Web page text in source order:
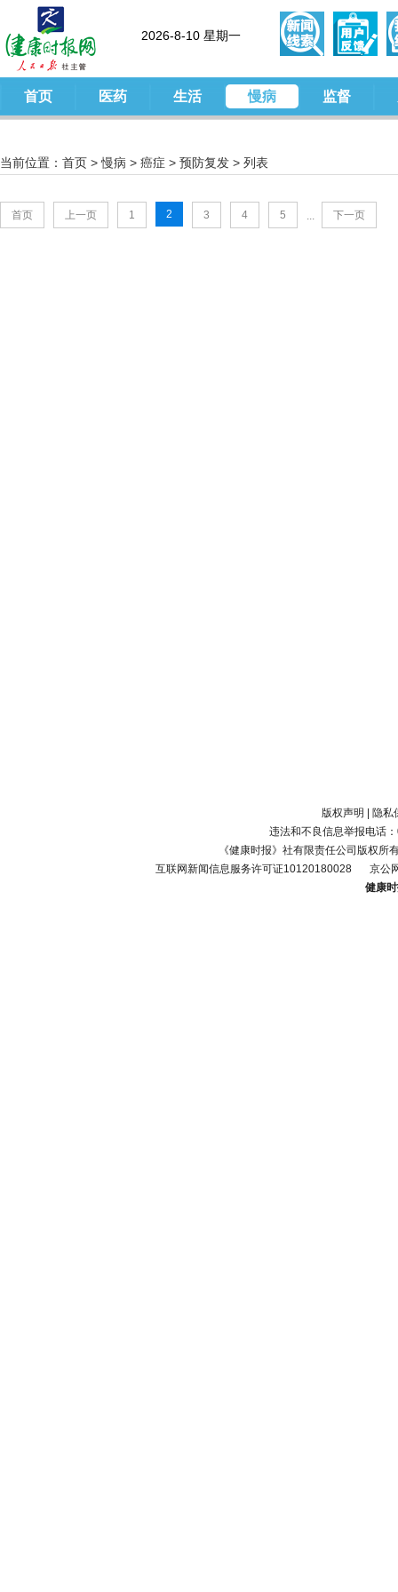
2026-8-10 星期一
首页 医药 生活 慢病 监督
当前位置： 首页 > 慢病 > 癌症 > 预防复发 > 列表
首页 上一页 1 2 3 4 5 ... 下一页
版权声明
隐私
违法和不良信息举报电话
《健康时报》社有限责任公司版权所
互联网新闻信息服务许可证10120180028
京公
健康